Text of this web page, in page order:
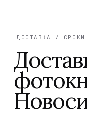
ДОСТАВКА И СРОКИ